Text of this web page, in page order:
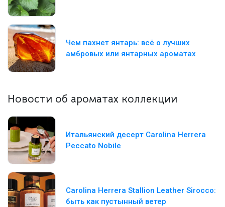
Чем пахнет янтарь: всё о лучших
амбровых или янтарных ароматах
Новости об ароматах коллекции
Итальянский десерт Carolina Herrera
Peccato Nobile
Carolina Herrera Stallion Leather Sirocco:
быть как пустынный ветер